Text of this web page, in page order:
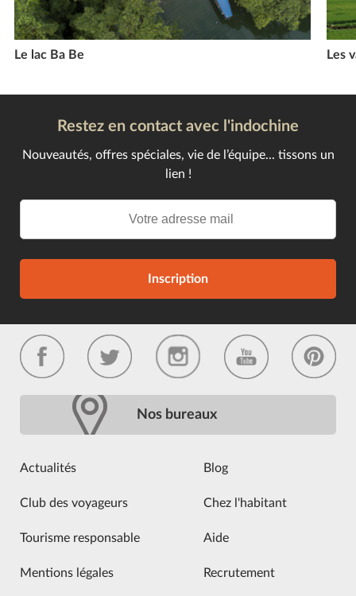
Le lac Ba Be Les
Restez en contact avec l'indochine
Nouveautés, offres spéciales, vie de l’équipe... tissons un
lien !
Inscription
Nos bureaux
Actualités Blog
Club des voyageurs Chez l'habitant
Tourisme responsable Aide
Mentions légales Recrutement